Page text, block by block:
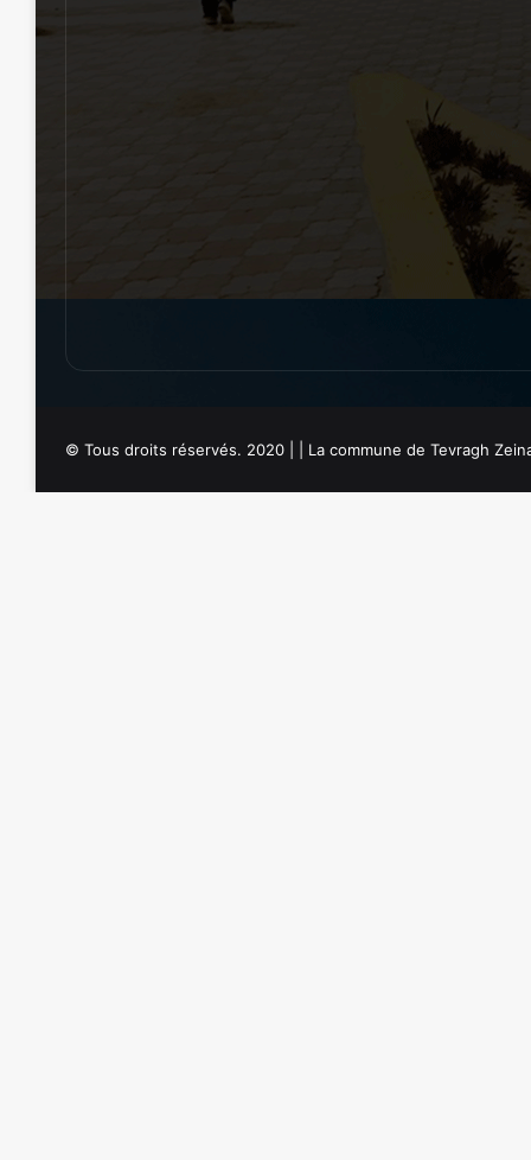
© Tous droits réservés. 2020 | | La commune de Tevragh